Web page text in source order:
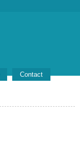
Contact